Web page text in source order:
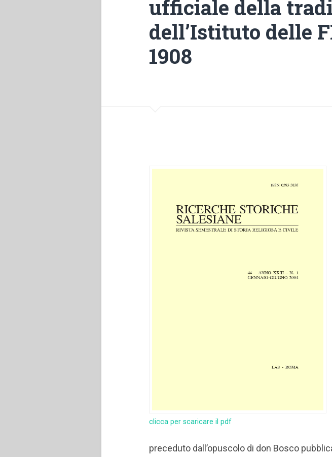
ufficiale della
dell’Istituto delle
1908
clicca per scaricare il pdf
preceduto dall’opuscolo di don Bosco